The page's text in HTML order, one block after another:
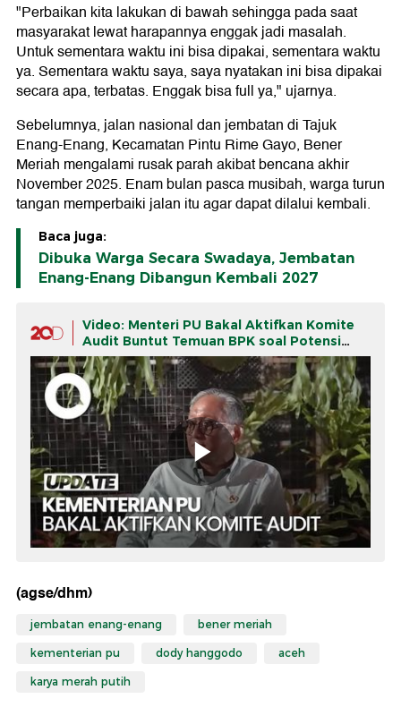
"Perbaikan kita lakukan di bawah sehingga pada saat
masyarakat lewat harapannya enggak jadi masalah.
Untuk sementara waktu ini bisa dipakai, sementara waktu
ya. Sementara waktu saya, saya nyatakan ini bisa dipakai
secara apa, terbatas. Enggak bisa full ya," ujarnya.
Sebelumnya, jalan nasional dan jembatan di Tajuk
Enang-Enang, Kecamatan Pintu Rime Gayo, Bener
Meriah mengalami rusak parah akibat bencana akhir
November 2025. Enam bulan pasca musibah, warga turun
tangan memperbaiki jalan itu agar dapat dilalui kembali.
Baca juga:
Dibuka Warga Secara Swadaya, Jembatan
Enang-Enang Dibangun Kembali 2027
Video: Menteri PU Bakal Aktifkan Komite
Audit Buntut Temuan BPK soal Potensi
Kerugian Negara
(agse/dhm)
jembatan enang-enang bener meriah
kementerian pu dody hanggodo aceh
karya merah putih